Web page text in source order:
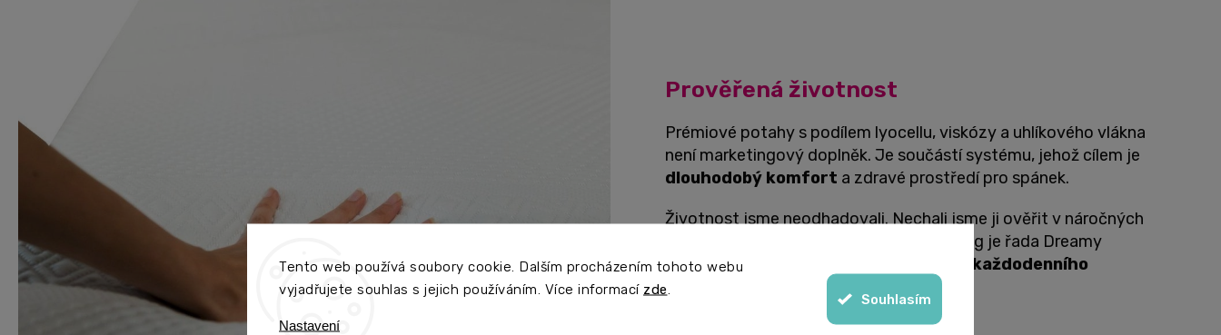
Tento web používá soubory cookie. Dalším procházením tohoto webu
vyjadřujete souhlas s jejich používáním. Více informací zde
Nastavení
Souhlasím
Prověřená životnost
Prémiové potahy s podílem lyocellu, viskózy a uhlíkového vlákna
není marketingový doplněk. Je součástí systému, jehož cílem je
dlouhodobý komfort a zdravé prostředí pro spánek.
Životnost jsme neodhadovali. Nechali jsme ji ověřit v náročných
zátěžových testech. Při zatížení do 150 kg je řada Dreamy
ProComfort navržena na přibližně
15 let každodenního
používání